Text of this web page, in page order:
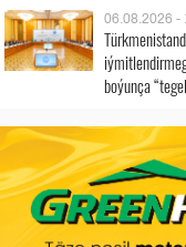
06.08.2026 -
boýunça